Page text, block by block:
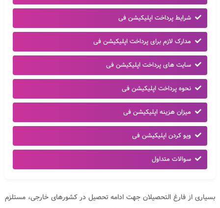
شرایط پرداخت اپلیکیشن فی
مدارک لازم برای پرداخت اپلیکیشن فی
سایت های پرداخت اپلیکیشن فی
نحوه پرداخت اپلیکیشن فی
میزان هزینه اپلیکیشن فی
ویو کردن اپلیکیشن فی
سوالات متداول
بسیاری از فارغ التحصیلان جهت ادامه تحصیل در کشورهای خارجی، مستلزم